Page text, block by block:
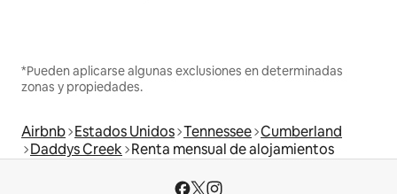
*Pueden aplicarse algunas exclusiones en determinadas
zonas y propiedades.
Airbnb Estados Unidos Tennessee Cumberland
Daddys Creek Renta mensual de alojamientos